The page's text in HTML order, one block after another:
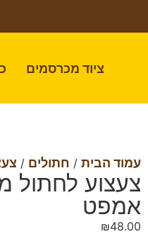
ציוד מכרסמים
עמוד הבית / חתולים /
אמפט
₪48.00